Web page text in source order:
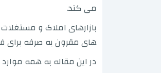
می کند.
بازارهای املاک و
های مقرون به صرفه برای
در این مقاله به همه موارد مربوط به